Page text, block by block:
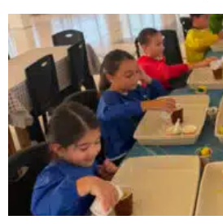
KKTC’yi Gururla Temsil Ediyor